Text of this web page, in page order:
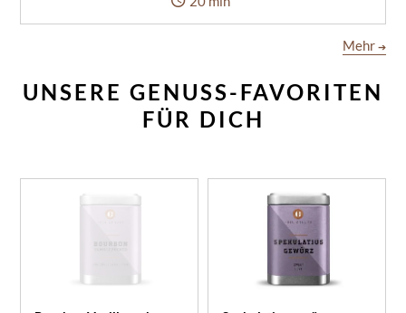
Mehr ➔
UNSERE GENUSS-FAVORITEN
FÜR DICH